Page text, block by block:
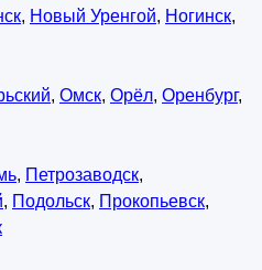
, Новый Уренгой, Ногинск,
, Омск, Орёл, Оренбург,
, Петрозаводск,
, Подольск, Прокопьевск,